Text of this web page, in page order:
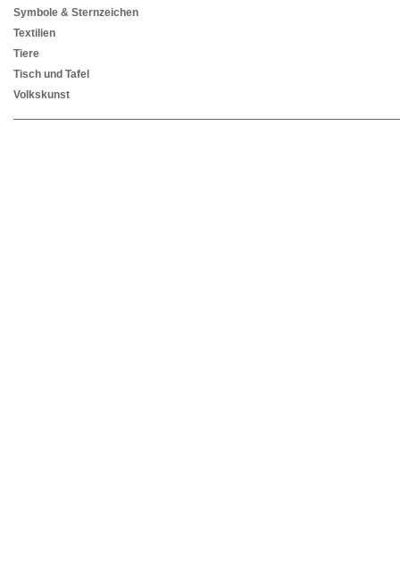
Symbole & Sternzeichen
Textilien
Tiere
Tisch und Tafel
Volkskunst